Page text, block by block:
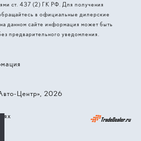
ст. 437 (2) ГК РФ. Для получения
в официальные дилерские
данном сайте информация может быть
предварительного уведомления.
Авто-Центр»